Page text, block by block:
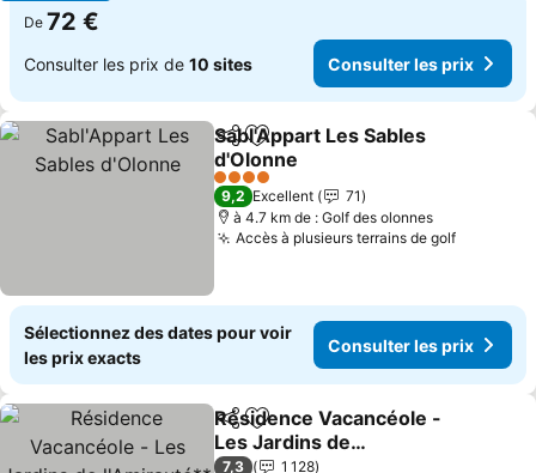
De 72 €
Consulter les prix de 10 sites Consulter les prix
PartagerAjouter à mes favoris
Sabl'Appart Les Sables
d'Olonne
4 Étoiles
9,2 Excellent
71
à 4.7 km de : Golf des olonnes
Accès à plusieurs terrains de golf
Sélectionnez des dates pour voir
les prix exacts
Consulter les prix
PartagerAjouter à mes favoris
Résidence Vacancéole -
Les Jardins de
l'Amirauté**
7,3
1 128